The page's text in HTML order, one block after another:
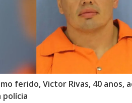
ferido, Victor Rivas, 40 anos,
polícia